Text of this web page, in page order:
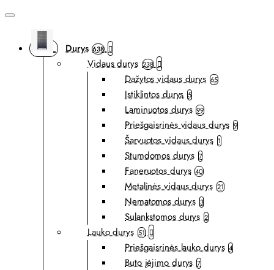
Durys 638
Vidaus durys 238
Dažytos vidaus durys 65
Įstiklintos durys 5
Laminuotos durys 99
Priešgaisrinės vidaus durys 9
Šarvuotos vidaus durys 1
Stumdomos durys 7
Faneruotos durys 40
Metalinės vidaus durys 21
Nematomos durys 3
Sulankstomos durys 2
Lauko durys 51
Priešgaisrinės lauko durys 4
Buto įėjimo durys 7